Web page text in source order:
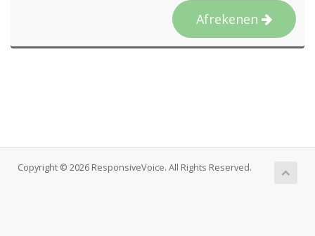
Afrekenen
Copyright © 2026 ResponsiveVoice. All Rights Reserved.